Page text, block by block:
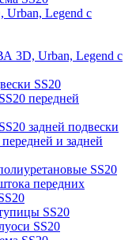
Legend c
3D, Urban, Legend c
SS20
передней
задней подвески
и задней
SS20
передних
SS20
SS20